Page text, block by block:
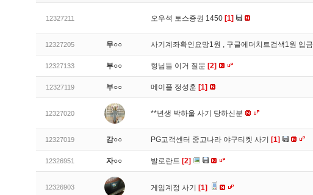
12327211 오우석 토스증권 1450 [1]
12327205 무○○ 사기계좌확인요망1원 , 구글에더치트검색1원 입금
12327133 부○○ 형님들 이거 질문 [2]
12327119 부○○ 메이플 정성훈 [1]
12327020 **년생 박하울 사기 당하신분
12327019 감○○ PG고객센터 중고나라 야구티켓 사기 [1]
12326951 자○○ 발로란트 [2]
12326903 게임계정 사기 [1]